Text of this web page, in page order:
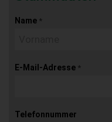
Name *
E-Mail-Adresse *
Telefonnummer